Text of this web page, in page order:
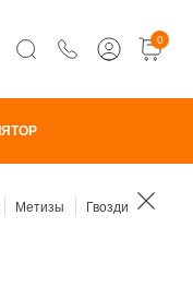
0
Метизы
Гвозди